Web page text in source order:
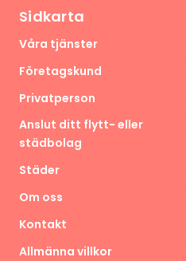
Sidkarta
Våra tjänster
Företagskund
Privatperson
Anslut ditt flytt- eller
städbolag
Städer
Om oss
Kontakt
Allmänna villkor